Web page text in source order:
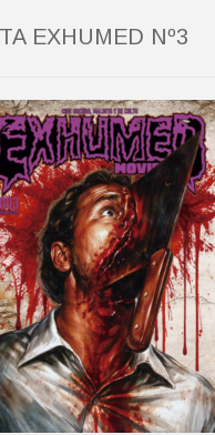
EXHUMED Nº3